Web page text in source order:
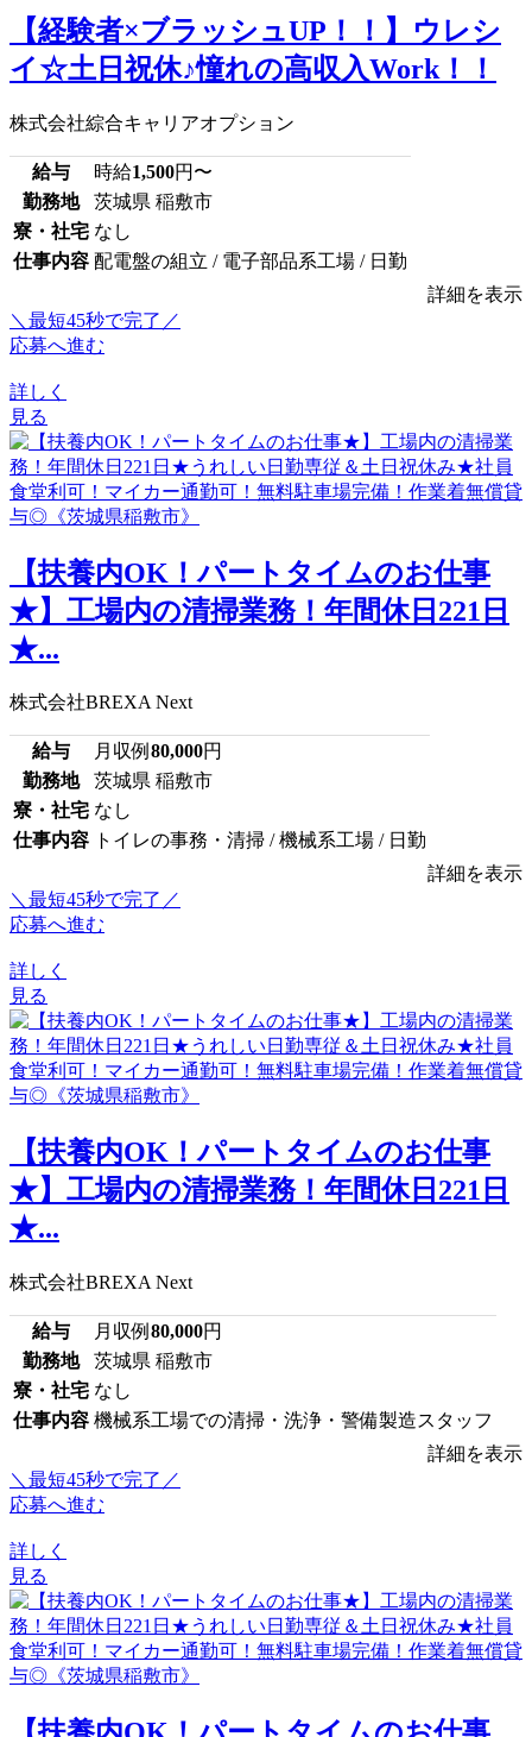
【経験者×ブラッシュUP！！】ウレシ
イ☆土日祝休♪憧れの高収入Work！！
株式会社綜合キャリアオプション
給与 時給1,500円〜
勤務地
茨城県 稲敷市
寮・社宅 なし
仕事内容 配電盤の組立 / 電子部品系工場 / 日勤
詳細を表示
＼最短45秒で完了／
応募へ進む
詳しく
見る
【扶養内OK！パートタイムのお仕事
★】工場内の清掃業務！年間休日221日
★...
株式会社BREXA Next
給与 月収例 80,000円
勤務地
茨城県 稲敷市
寮・社宅 なし
仕事内容 トイレの事務・清掃 / 機械系工場 / 日勤
詳細を表示
＼最短45秒で完了／
応募へ進む
詳しく
見る
【扶養内OK！パートタイムのお仕事
★】工場内の清掃業務！年間休日221日
★...
株式会社BREXA Next
給与 月収例 80,000円
勤務地
茨城県 稲敷市
寮・社宅 なし
仕事内容 機械系工場での清掃・洗浄・警備製造スタッフ
詳細を表示
＼最短45秒で完了／
応募へ進む
詳しく
見る